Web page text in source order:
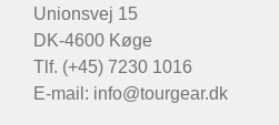
Unionsvej 15
DK-4600 Køge
Tlf. (+45) 7230 1016
E-mail: info@tourgear.dk